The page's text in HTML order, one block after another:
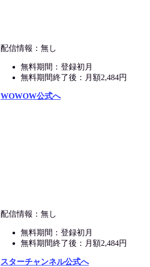
配信情報：無し
無料期間：登録初月
無料期間終了後：月額2,484円
WOWOW公式へ
配信情報：無し
無料期間：登録初月
無料期間終了後：月額2,484円
スターチャンネル公式へ